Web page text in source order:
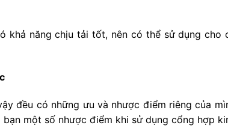
khả năng chịu tải tốt, nên có thể sử dụng
đều có những ưu và nhược điểm riêng của
một số nhược điểm khi sử dụng cổng hợp